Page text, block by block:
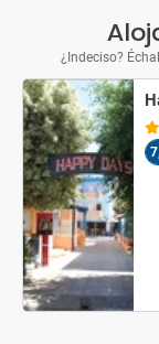
¿Indeciso?